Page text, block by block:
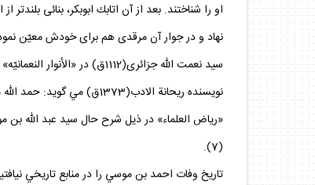
نهاد و در جوار آن مرقدى هم براى خودش معيّن نمود
سيد نعمت الله جزائرى(1112ق) در «الأنوار النعمانيّه» مي‌ گويد: احمد و محمد فرزندان موسى بن جعفر(ع) هر دو در شيراز مدفون بوده و محل دفنشان محل تبرّك و زيارت شيعه است (6).
نويسنده ريحانة
«رياض العلماء» در ذيل شرح حال سيد عبد الله
(7).
تاريخ وفات احمد بن موسي را در منابع تاريخي نيافتيم، ولي برخي از نويسندگان